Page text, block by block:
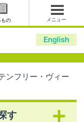
もの メニュー
English
ンフリー・ヴィー
す